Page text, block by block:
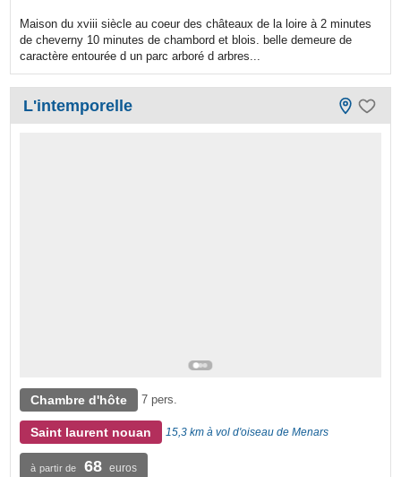
Maison du xviii siècle au coeur des châteaux de la loire à 2 minutes
de cheverny 10 minutes de chambord et blois. belle demeure de
caractère entourée d un parc arboré d arbres...
L'intemporelle
Chambre d'hôte 7 pers.
Saint laurent nouan 15,3 km à vol d'oiseau de Menars
à partir de 68 euros